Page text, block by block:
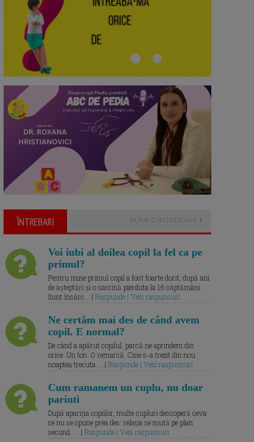
ÎNTREBARI PUNE O ÎNTREBARE
Voi iubi al doilea copil la fel ca pe
primul?
Pentru mine primul copil a fost foarte dorit, după ani
de așteptări și o sarcină pierduta la 16 săptămâni.
Sunt însărc... | Raspunde | Vezi raspunsuri
Ne certăm mai des de când avem
copil. E normal?
De când a apărut copilul, parcă ne aprindem din
orice. Un ton. O remarcă. Cine s-a trezit din nou
noaptea trecuta.... | Raspunde | Vezi raspunsuri
Cum ramanem un cuplu, nu doar
parinti
După apariția copiilor, multe cupluri descoperă ceva
ce nu se spune prea des: relația se mută pe plan
secund. ... | Raspunde | Vezi raspunsuri